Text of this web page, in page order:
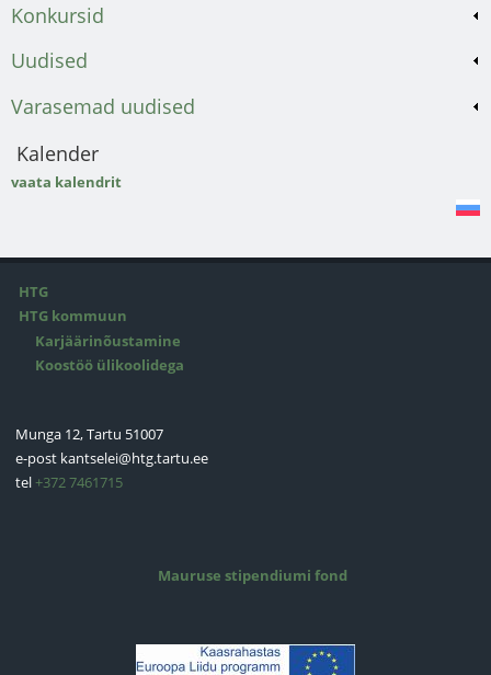
Konkursid
Uudised
Varasemad uudised
Kalender
vaata kalendrit
HTG
HTG kommuun
Karjäärinõustamine
Koostöö ülikoolidega
Munga 12, Tartu 51007
e-post kantselei@htg.tartu.ee
tel+372 7461715
Mauruse stipendiumi fond